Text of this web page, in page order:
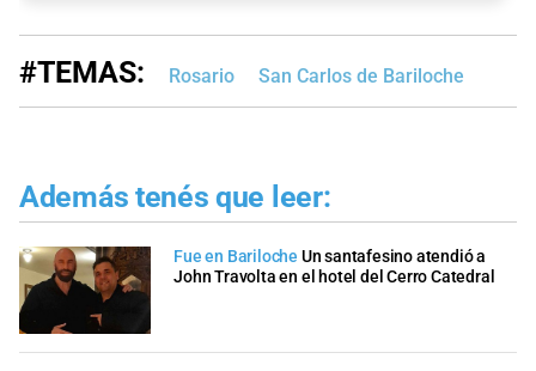
#TEMAS: Rosario San Carlos de Bariloche
Además tenés que leer:
Fue en Bariloche Un santafesino atendió a
John Travolta en el hotel del Cerro Catedral